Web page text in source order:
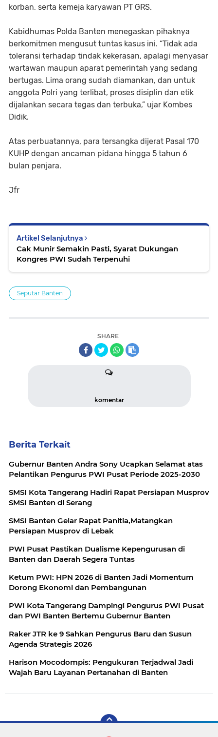
korban, serta kemeja karyawan PT GRS.
Kabidhumas Polda Banten menegaskan pihaknya
berkomitmen mengusut tuntas kasus ini. “Tidak ada
toleransi terhadap tindak kekerasan, apalagi menyasar
wartawan maupun aparat pemerintah yang sedang
bertugas. Lima orang sudah diamankan, dan untuk
anggota Polri yang terlibat, proses disiplin dan etik
dijalankan secara tegas dan terbuka,” ujar Kombes
Didik.
Atas perbuatannya, para tersangka dijerat Pasal 170
KUHP dengan ancaman pidana hingga 5 tahun 6
bulan penjara.
Jfr
Artikel Selanjutnya
Cak Munir Semakin Pasti, Syarat Dukungan
Kongres PWI Sudah Terpenuhi
Seputar Banten
SHARE
komentar
Berita Terkait
Gubernur Banten Andra Sony Ucapkan Selamat atas
Pelantikan Pengurus PWI Pusat Periode 2025-2030
SMSI Kota Tangerang Hadiri Rapat Persiapan Musprov
SMSI Banten di Serang
SMSI Banten Gelar Rapat Panitia,Matangkan
Persiapan Musprov di Lebak
PWI Pusat Pastikan Dualisme Kepengurusan di
Banten dan Daerah Segera Tuntas
Ketum PWI: HPN 2026 di Banten Jadi Momentum
Dorong Ekonomi dan Pembangunan
PWI Kota Tangerang Dampingi Pengurus PWI Pusat
dan PWI Banten Bertemu Gubernur Banten
Raker JTR ke 9 Sahkan Pengurus Baru dan Susun
Agenda Strategis 2026
Harison Mocodompis: Pengukuran Terjadwal Jadi
Wajah Baru Layanan Pertanahan di Banten